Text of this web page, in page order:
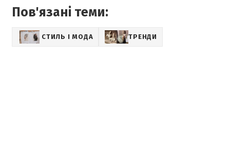
Пов'язані теми:
СТИЛЬ І МОДА ТРЕНДИ